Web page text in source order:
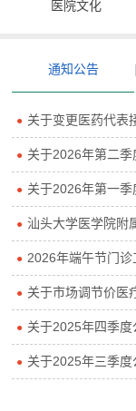
医院文化
通知公告 |
● 关于变更医药代表
● 关于2026年第二
● 关于2026年第一
● 汕头大学医学院附属
● 2026年端午节门诊
● 关于市场调节价医
● 关于2025年四季
● 关于2025年三季